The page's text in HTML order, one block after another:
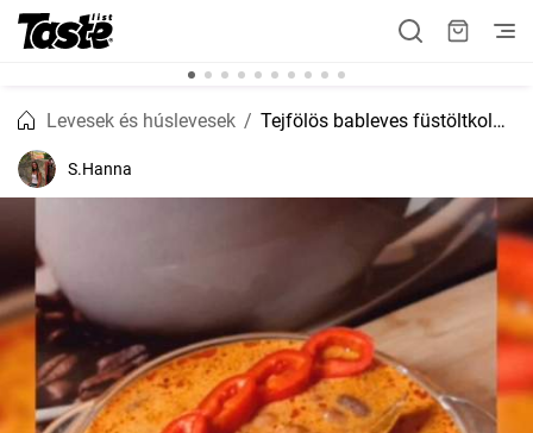
Levesek és húslevesek Tejfölös bableves füstöltkolbász karikákkal
S.Hanna